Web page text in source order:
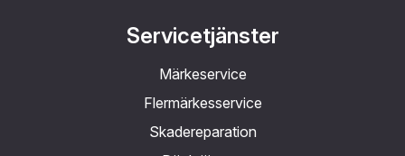
Servicetjänster
Märkeservice
Flermärkesservice
Skadereparation